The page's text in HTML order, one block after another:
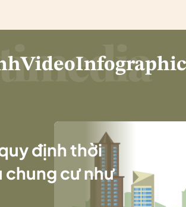
VideoInfographic
định thời
chung cư như